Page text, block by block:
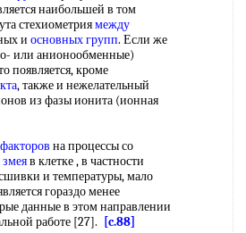
наибольшей в том
стехиометриямежду
и основных групп. Если же
или анионообменные)
появляется, кроме
, также и нежелательный
из фазы ионита (ионная
на процессы со
в клетке , в частности
и температуры, мало
гораздо менее
данные в этом направлении
работе [27].
[c.88]